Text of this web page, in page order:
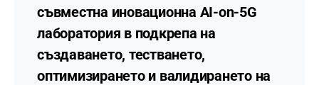
съвместна иновационна AI-on-5G
лаборатория в подкрепа на
създаването, тестването,
оптимизирането и валидирането на